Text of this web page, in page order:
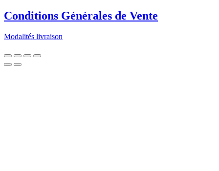
Conditions Générales de Vente
Modalités livraison